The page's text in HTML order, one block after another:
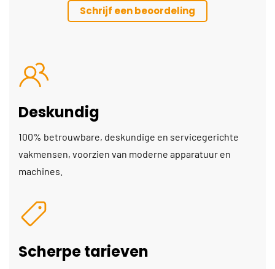
Schrijf een beoordeling
Deskundig
100% betrouwbare, deskundige en servicegerichte
vakmensen, voorzien van moderne apparatuur en
machines.
Scherpe tarieven